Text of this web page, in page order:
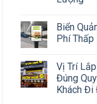
Biển
Phí Thấp
Vị Trí
Đúng
Khách Đi